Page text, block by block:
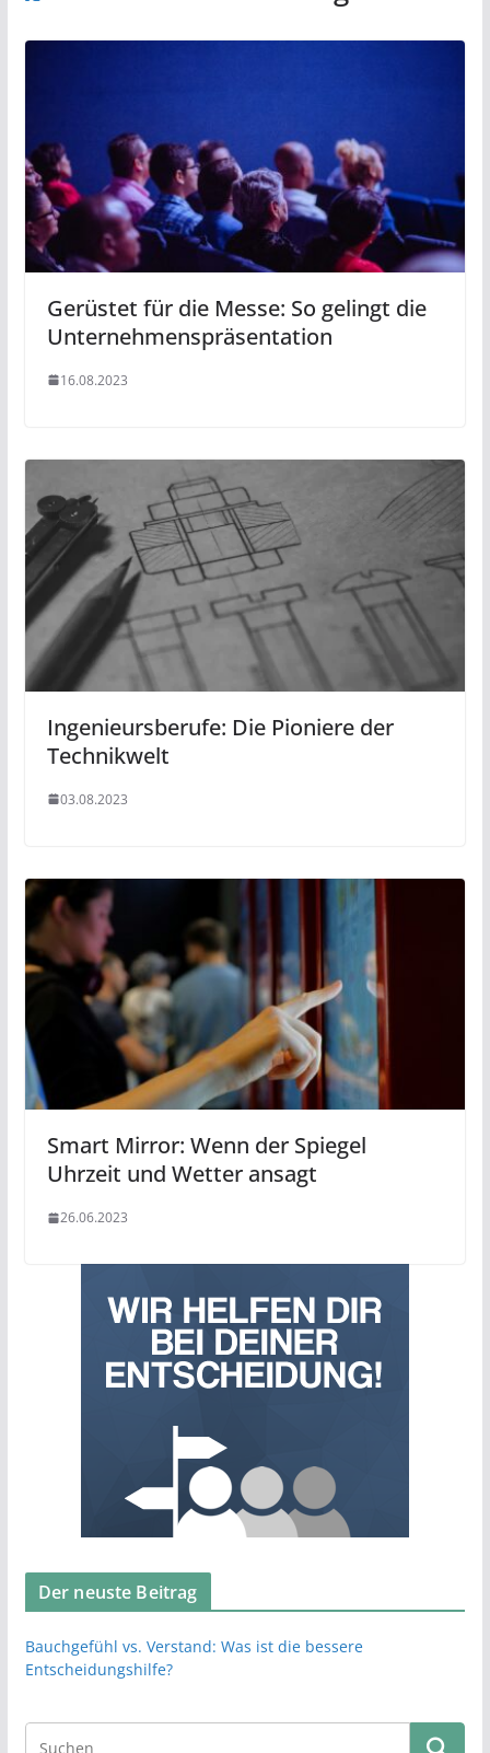
Gerüstet für die Messe: So gelingt die
Unternehmenspräsentation
16.08.2023
Ingenieursberufe: Die Pioniere der
Technikwelt
03.08.2023
Smart Mirror: Wenn der Spiegel
Uhrzeit und Wetter ansagt
26.06.2023
Der neuste Beitrag
Bauchgefühl vs. Verstand: Was ist die bessere
Entscheidungshilfe?